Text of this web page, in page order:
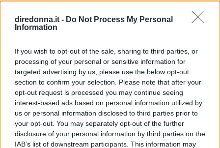
diredonna.it - Do Not Process My Personal
Information
If you wish to opt-out of the sale, sharing to third parties, or
processing of your personal or sensitive information for
targeted advertising by us, please use the below opt-out
section to confirm your selection. Please note that after your
opt-out request is processed you may continue seeing
interest-based ads based on personal information utilized by
us or personal information disclosed to third parties prior to
your opt-out. You may separately opt-out of the further
disclosure of your personal information by third parties on the
IAB’s list of downstream participants. This information may
ENTRA NEL NOSTRO CANALE
CONDIVIDI SU
FACEBOOK
CONDIVIDI SU
TWITTER
CONDIVIDI SU
WHATSAPP
Ultime News
Le 10 più belle frasi dei The Oasis, che ora